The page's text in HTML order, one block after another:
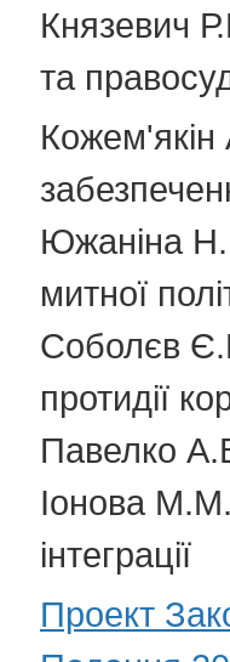
Князевич
та
Кожем'якін
Южаніна
митної
Соболєв
протидії
Павелко
Іонова М.М.
інтеграції
Проект